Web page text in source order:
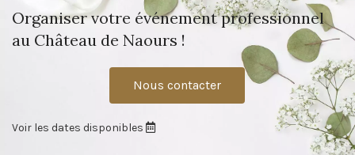
Organiser votre événement professionnel
au Château de Naours !
Nous contacter
Voir les dates disponibles